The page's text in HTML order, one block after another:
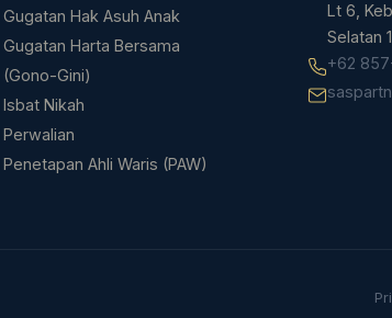
Gugatan Hak Asuh Anak
Gugatan Harta Bersama
(Gono-Gini)
Isbat Nikah
Perwalian
Penetapan Ahli Waris (PAW)
Lt 6,
Selatan
+62